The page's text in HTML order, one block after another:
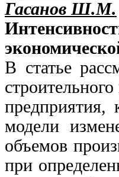
Гасанов Ш.М.
В статье
предприятия,
модели
объемов
при